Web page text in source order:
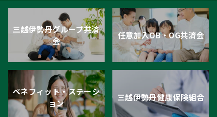
三越伊勢丹グループ共済
会
任意加入OB・OG共済会
ベネフィット・ステーシ
ョン
三越伊勢丹健康保険組合